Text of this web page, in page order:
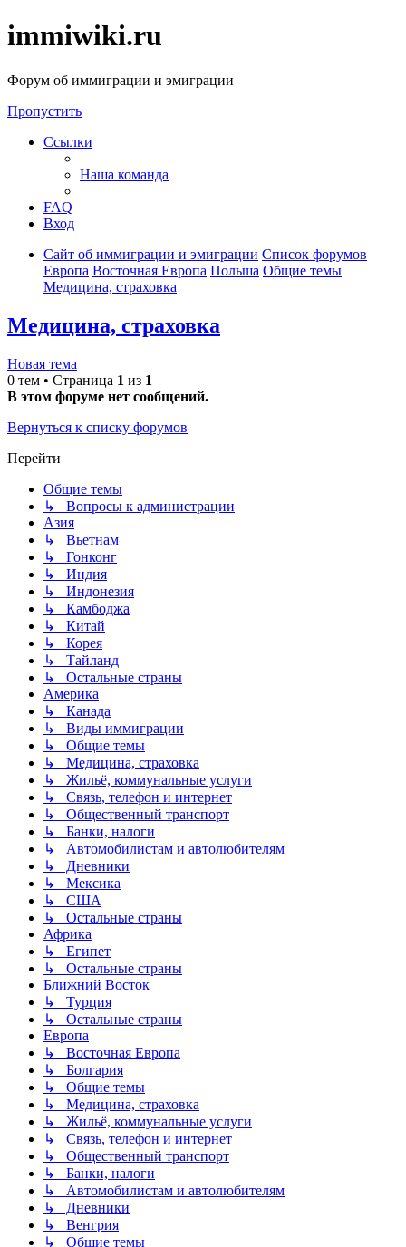
immiwiki.ru
Форум об иммиграции и эмиграции
Пропустить
Ссылки
Наша команда
FAQ
Вход
Сайт об иммиграции и эмиграции Список форумов
Европа Восточная Европа Польша Общие темы
Медицина, страховка
Медицина, страховка
Новая тема
0 тем • Страница 1 из 1
В этом форуме нет сообщений.
Вернуться к списку форумов
Перейти
Общие темы
↳ Вопросы к администрации
Азия
↳ Вьетнам
↳ Гонконг
↳ Индия
↳ Индонезия
↳ Камбоджа
↳ Китай
↳ Корея
↳ Тайланд
↳ Остальные страны
Америка
↳ Канада
↳ Виды иммиграции
↳ Общие темы
↳ Медицина, страховка
↳ Жильё, коммунальные услуги
↳ Связь, телефон и интернет
↳ Общественный транспорт
↳ Банки, налоги
↳ Автомобилистам и автолюбителям
↳ Дневники
↳ Мексика
↳ США
↳ Остальные страны
Африка
↳ Египет
↳ Остальные страны
Ближний Восток
↳ Турция
↳ Остальные страны
Европа
↳ Восточная Европа
↳ Болгария
↳ Общие темы
↳ Медицина, страховка
↳ Жильё, коммунальные услуги
↳ Связь, телефон и интернет
↳ Общественный транспорт
↳ Банки, налоги
↳ Автомобилистам и автолюбителям
↳ Дневники
↳ Венгрия
↳ Общие темы